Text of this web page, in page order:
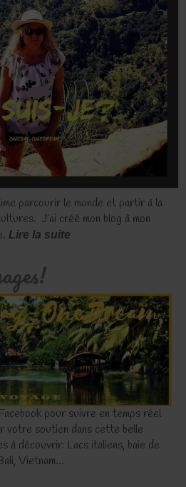
parcourir le monde et partir à la
J’ai créé mon blog à mon
Lire la suite
pour suivre en temps réel
votre soutien dans cette belle
à découvrir: Lacs italiens, baie de
Vietnam...